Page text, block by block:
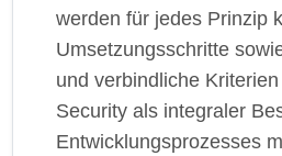
werden für jedes Prinzip
Umsetzungsschritte
und verbindliche
Security als integraler
Entwicklungsprozesses